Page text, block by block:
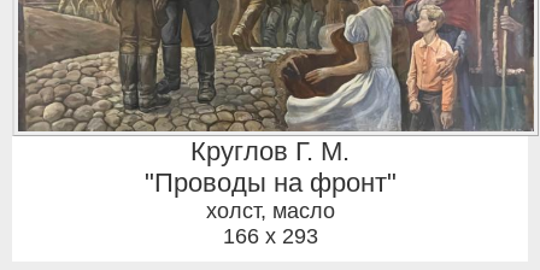
Круглов Г. М.
"Проводы на фронт"
холст, масло
166 x 293